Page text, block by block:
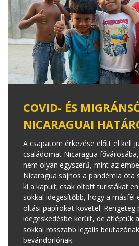
COVID- ÉS
NICARAGUAI
A csapatom érkezése előtt el kell
családomat Nicaragua
nem olyan egyszerű, mint az
Nicaragua sajnos a pandémia óta
ki a kapuit; csak oltott turistákat
sokkal idegesítőbb, hogy a másfél
oltási papírokat követel. Rengeteg
idegeskedésbe került, de átléptük
sokkal rosszabb legális
bevándorlónak.